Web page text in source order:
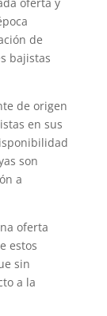
de
bajistas
de origen
en sus
son
a
oferta
estos
sin
a la